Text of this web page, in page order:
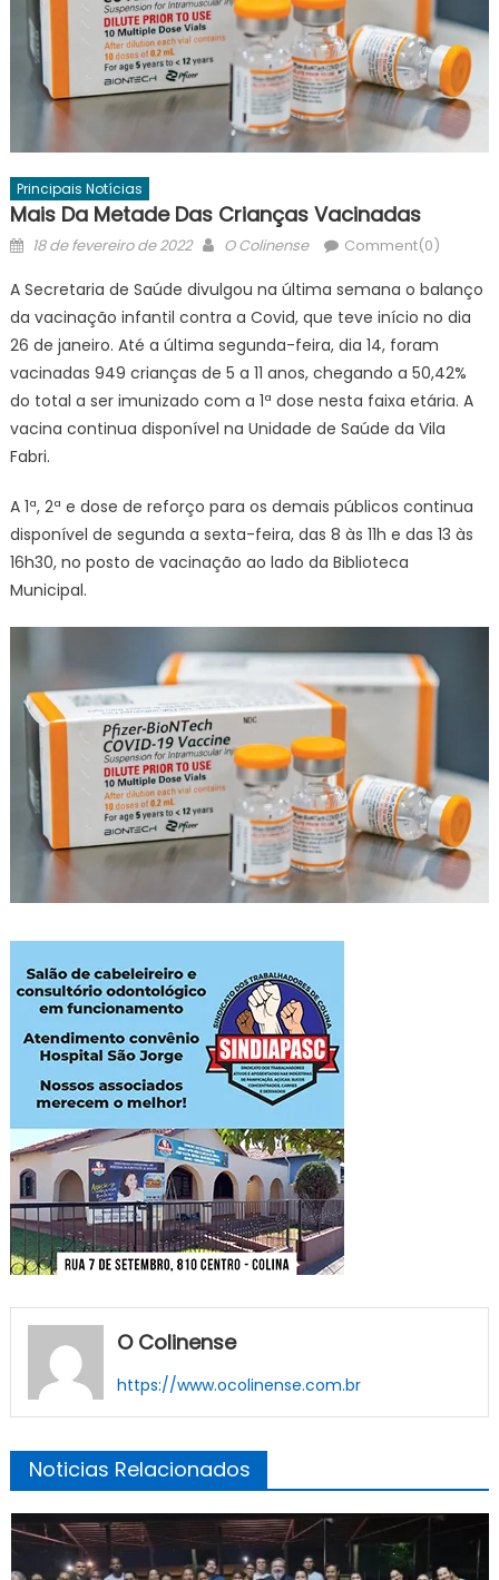
Principais Notícias
Mais Da Metade Das Crianças Vacinadas
Posted
18 de fevereiro de 2022 Author
O Colinense Comment(0)
A Secretaria de Saúde divulgou na última semana o balanço
da vacinação infantil contra a Covid, que teve início no dia
26 de janeiro. Até a última segunda-feira, dia 14, foram
vacinadas 949 crianças de 5 a 11 anos, chegando a 50,42%
do total a ser imunizado com a 1ª dose nesta faixa etária. A
vacina continua disponível na Unidade de Saúde da Vila
Fabri.
A 1ª, 2ª e dose de reforço para os demais públicos continua
disponível de segunda a sexta-feira, das 8 às 11h e das 13 às
16h30, no posto de vacinação ao lado da Biblioteca
Municipal.
O Colinense
https://www.ocolinense.com.br
Noticias Relacionados